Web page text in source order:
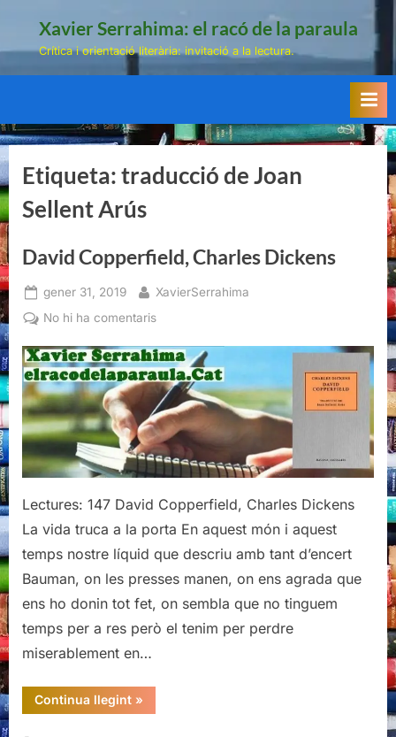
Xavier Serrahima: el racó de la paraula
Crítica i orientació literària: invitació a la lectura.
Etiqueta:traducció de Joan
Sellent Arús
David Copperfield, Charles Dickens
Posted
on
gener 31, 2019 By
XavierSerrahima
No hi ha comentarisa
Copperfield,
Charles
Dickens
Lectures: 147 David Copperfield, Charles Dickens
La vida truca a la porta En aquest món i aquest
temps nostre líquid que descriu amb tant d’encert
Bauman, on les presses manen, on ens agrada que
ens ho donin tot fet, on sembla que no tinguem
temps per a res però el tenim per perdre
miserablement en…
Continua llegint“David
Copperfield,
»